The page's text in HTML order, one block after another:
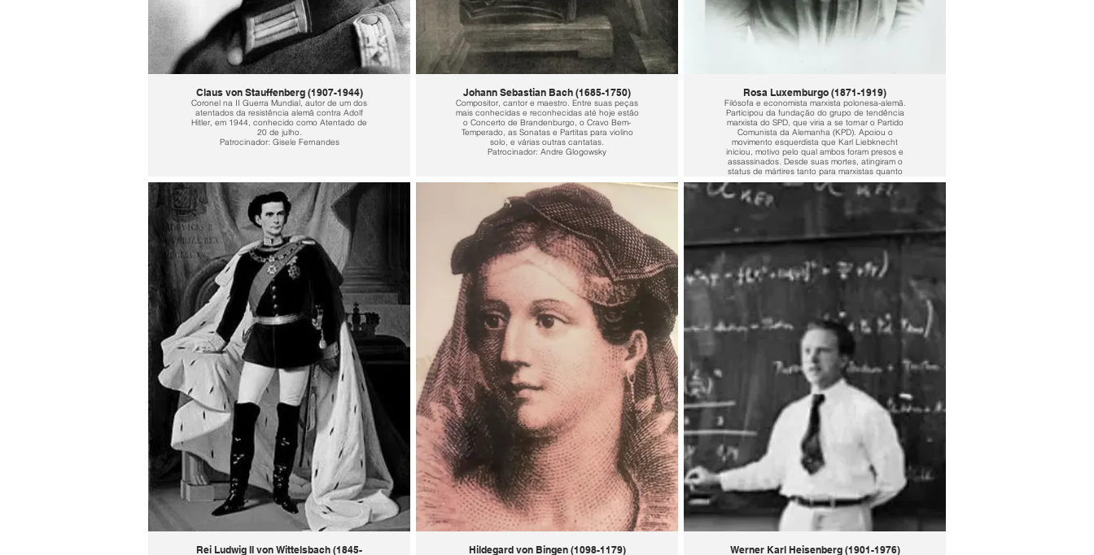
Claus von Stauffenberg (1907-1944)
Coronel na II Guerra Mundial, autor de um dos
atentados da resistência alemã contra Adolf
Hitler, em 1944, conhecido como Atentado de
20 de julho.
Patrocinador: Gisele Fernandes
Johann Sebastian Bach (1685-1750)
Compositor, cantor e maestro. Entre suas peças
mais conhecidas e reconhecidas até hoje estão
o Concerto de Brandenburgo, o Cravo Bem-
Temperado, as Sonatas e Partitas para violino
solo, e várias outras cantatas.
Patrocinador: Andre Glogowsky
Rosa Luxemburgo (1871-1919)
Filósofa e economista marxista polonesa-alemã.
Participou da fundação do grupo de tendência
marxista do SPD, que viria a se tornar o Partido
Comunista da Alemanha (KPD). Apoiou o
movimento esquerdista que Karl Liebknecht
iniciou, motivo pelo qual ambos foram presos e
assassinados. Desde suas mortes, atingiram o
status de mártires tanto para marxistas quanto
para social-democratas.
Patrocinador: Beate Boltz
Rei Ludwig II von Wittelsbach (1845- Hildegard von Bingen (1098-1179) Werner Karl Heisenberg (1901-1976)